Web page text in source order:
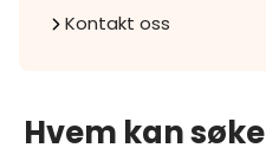
Kontakt oss
Hvem kan søke